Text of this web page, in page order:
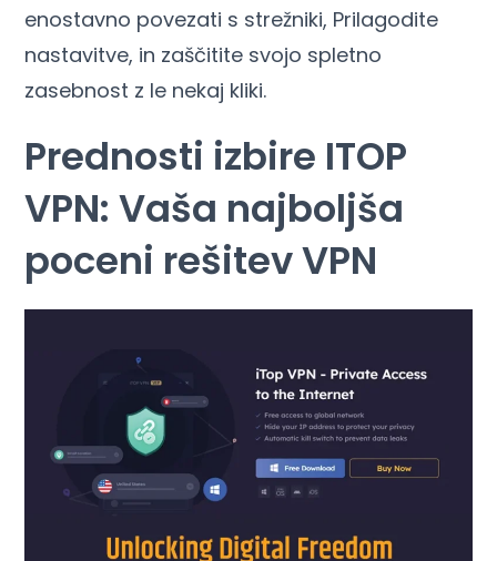
enostavno povezati s strežniki, Prilagodite
nastavitve, in zaščitite svojo spletno
zasebnost z le nekaj kliki.
Prednosti izbire ITOP
VPN: Vaša najboljša
poceni rešitev VPN